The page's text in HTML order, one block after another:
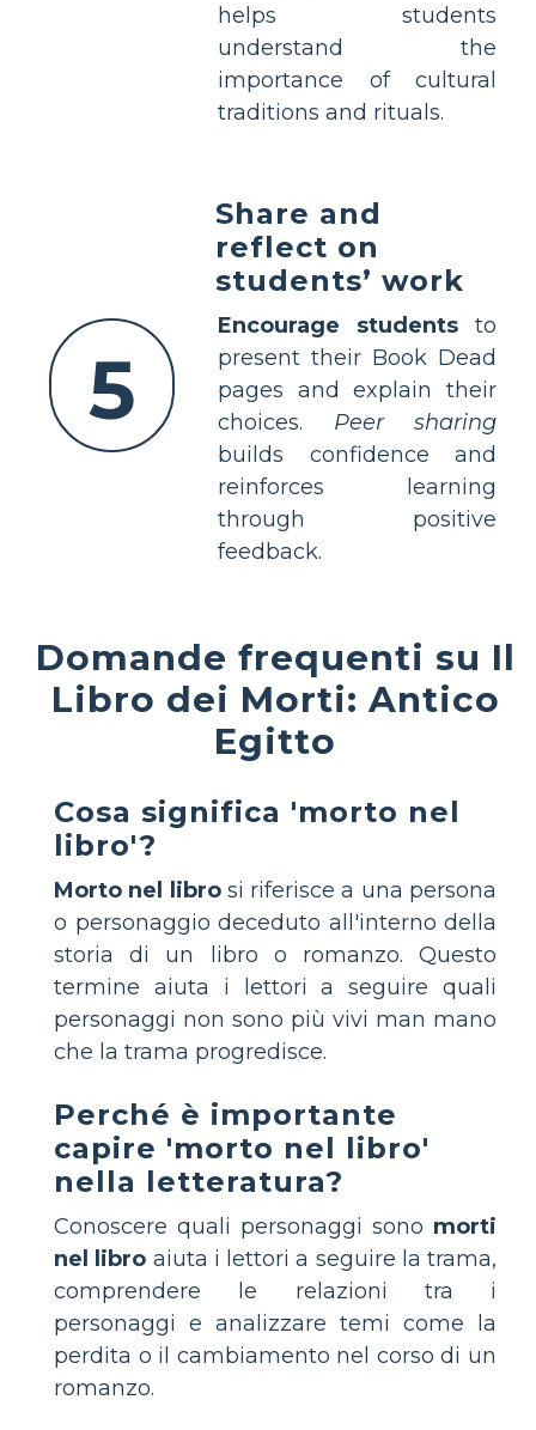
helps students
understand the
importance of cultural
traditions and rituals.
5
Share and
reflect on
students’ work
Encourage students to
present their Book Dead
pages and explain their
choices. Peer sharing
builds confidence and
reinforces learning
through positive
feedback.
Domande frequenti su Il
Libro dei Morti: Antico
Egitto
Cosa significa 'morto nel
libro'?
Morto nel librosi riferisce a una persona
o personaggio deceduto all'interno della
storia di un libro o romanzo. Questo
termine aiuta i lettori a seguire quali
personaggi non sono più vivi man mano
che la trama progredisce.
Perché è importante
capire 'morto nel libro'
nella letteratura?
Conoscere quali personaggi sono morti
nel libro aiuta i lettori a seguire la trama,
comprendere le relazioni tra i
personaggi e analizzare temi come la
perdita o il cambiamento nel corso di un
romanzo.